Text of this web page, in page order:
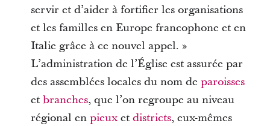
servir et d’aider à fortifier les organisations
et les familles en Europe francophone et en
Italie grâce à ce nouvel appel. »
L’administration de l’Église est assurée par
des assemblées locales du nom de paroisses
et branches, que l’on regroupe au niveau
régional en pieuxet districts, eux-mêmes